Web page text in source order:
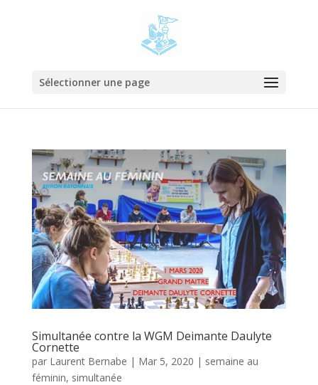
Sélectionner une page
Simultanée contre la WGM Deimante Daulyte
Cornette
par Laurent Bernabe | Mar 5, 2020 | semaine au
féminin, simultanée